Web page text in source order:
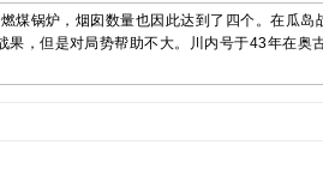
煤锅炉，烟囱数量也因此达到了四个。在瓜岛
，但是对局势帮助不大。川内号于43年在奥